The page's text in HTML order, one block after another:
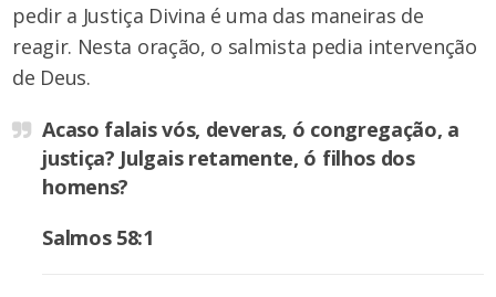
pedir a Justiça Divina é uma das maneiras de
reagir. Nesta oração, o salmista pedia intervenção
de Deus.
Acaso falais vós, deveras, ó congregação, a
justiça? Julgais retamente, ó filhos dos
homens?
Salmos 58:1